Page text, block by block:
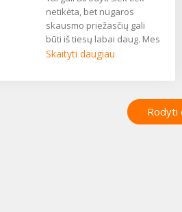
netikėta, bet nugaros
skausmo priežasčių gali
būti iš tiesų labai daug. Mes
dalinamės dešimtimi
Galbūt kai kurios iš jų
Skaityti daugiau
Rodyti